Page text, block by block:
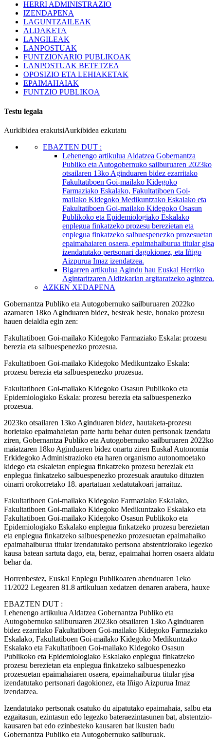
HERRI ADMINISTRAZIO
IZENDAPENA
LAGUNTZAILEAK
ALDAKETA
LANGILEAK
LANPOSTUAK
FUNTZIONARIO PUBLIKOAK
LANPOSTUAK BETETZEA
OPOSIZIO ETA LEHIAKETAK
EPAIMAHAIAK
FUNTZIO PUBLIKOA
Testu legala
Aurkibidea erakutsiAurkibidea ezkutatu
EBAZTEN DUT :
Lehenengo artikulua Aldatzea Gobernantza
Publiko eta Autogobernuko sailburuaren 2023ko
otsailaren 13ko Aginduaren bidez ezarritako
Fakultatiboen Goi-mailako Kidegoko
Farmaziako Eskalako, Fakultatiboen Goi-
mailako Kidegoko Medikuntzako Eskalako eta
Fakultatiboen Goi-mailako Kidegoko Osasun
Publikoko eta Epidemiologiako Eskalako
enplegua finkatzeko prozesu berezietan eta
enplegua finkatzeko salbuespenezko prozesuetan
epaimahaiaren osaera, epaimahaiburua titular gisa
izendatutako pertsonari dagokionez, eta Iñigo
Aizpurua Imaz izendatzea.
Bigarren artikulua Agindu hau Euskal Herriko
Agintaritzaren Aldizkarian argitaratzeko agintzea.
AZKEN XEDAPENA
Gobernantza Publiko eta Autogobernuko sailburuaren 2022ko
azaroaren 18ko Aginduaren bidez, besteak beste, honako prozesu
hauen deialdia egin zen:
Fakultatiboen Goi-mailako Kidegoko Farmaziako Eskala: prozesu
berezia eta salbuespenezko prozesua.
Fakultatiboen Goi-mailako Kidegoko Medikuntzako Eskala:
prozesu berezia eta salbuespenezko prozesua.
Fakultatiboen Goi-mailako Kidegoko Osasun Publikoko eta
Epidemiologiako Eskala: prozesu berezia eta salbuespenezko
prozesua.
2023ko otsailaren 13ko Aginduaren bidez, hautaketa-prozesu
horietako epaimahaietan parte hartu behar duten pertsonak izendatu
ziren, Gobernantza Publiko eta Autogobernuko sailburuaren 2022ko
maiatzaren 18ko Aginduaren bidez onartu ziren Euskal Autonomia
Erkidegoko Administrazioko eta haren organismo autonomoetako
kidego eta eskaletan enplegua finkatzeko prozesu bereziak eta
enplegua finkatzeko salbuespenezko prozesuak arautuko dituzten
oinarri orokorretako 18. apartatuan xedatutakoari jarraituz.
Fakultatiboen Goi-mailako Kidegoko Farmaziako Eskalako,
Fakultatiboen Goi-mailako Kidegoko Medikuntzako Eskalako eta
Fakultatiboen Goi-mailako Kidegoko Osasun Publikoko eta
Epidemiologiako Eskalako enplegua finkatzeko prozesu berezietan
eta enplegua finkatzeko salbuespenezko prozesuetan epaimahaiko
epaimahaiburua titular izendatutako pertsona abstentziorako legezko
kausa batean sartuta dago, eta, beraz, epaimahai horren osaera aldatu
behar da.
Horrenbestez, Euskal Enplegu Publikoaren abenduaren 1eko
11/2022 Legearen 81.8 artikuluan xedatzen denaren arabera, hauxe
EBAZTEN DUT :
Lehenengo artikulua Aldatzea Gobernantza Publiko eta
Autogobernuko sailburuaren 2023ko otsailaren 13ko Aginduaren
bidez ezarritako Fakultatiboen Goi-mailako Kidegoko Farmaziako
Eskalako, Fakultatiboen Goi-mailako Kidegoko Medikuntzako
Eskalako eta Fakultatiboen Goi-mailako Kidegoko Osasun
Publikoko eta Epidemiologiako Eskalako enplegua finkatzeko
prozesu berezietan eta enplegua finkatzeko salbuespenezko
prozesuetan epaimahaiaren osaera, epaimahaiburua titular gisa
izendatutako pertsonari dagokionez, eta Iñigo Aizpurua Imaz
izendatzea.
Izendatutako pertsonak osatuko du aipatutako epaimahaia, salbu eta
ezgaitasun, ezintasun edo legezko bateraezintasunen bat, abstentzio-
kausaren bat edo ezinbesteko kausaren bat ikusten badu
Gobernantza Publiko eta Autogobernuko sailburuak.